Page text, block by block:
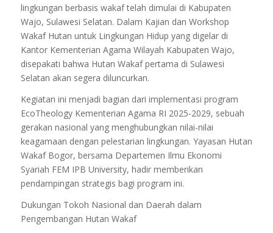
lingkungan berbasis wakaf telah dimulai di Kabupaten
Wajo, Sulawesi Selatan. Dalam Kajian dan Workshop
Wakaf Hutan untuk Lingkungan Hidup yang digelar di
Kantor Kementerian Agama Wilayah Kabupaten Wajo,
disepakati bahwa Hutan Wakaf pertama di Sulawesi
Selatan akan segera diluncurkan.
Kegiatan ini menjadi bagian dari implementasi program
EcoTheology Kementerian Agama RI 2025-2029, sebuah
gerakan nasional yang menghubungkan nilai-nilai
keagamaan dengan pelestarian lingkungan. Yayasan Hutan
Wakaf Bogor, bersama Departemen Ilmu Ekonomi
Syariah FEM IPB University, hadir memberikan
pendampingan strategis bagi program ini.
Dukungan Tokoh Nasional dan Daerah dalam
Pengembangan Hutan Wakaf